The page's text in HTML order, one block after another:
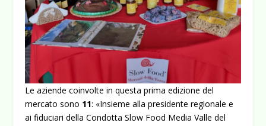
Le aziende coinvolte in questa prima edizione del
mercato sono 11: «Insieme alla presidente regionale e
ai fiduciari della Condotta Slow Food Media Valle del